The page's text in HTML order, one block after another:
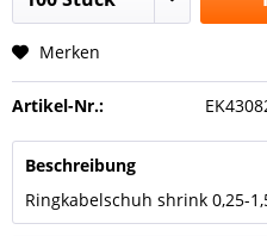
Merken
Artikel-Nr.:
Beschreibung
Ringkabelschuh shrink 0,25-